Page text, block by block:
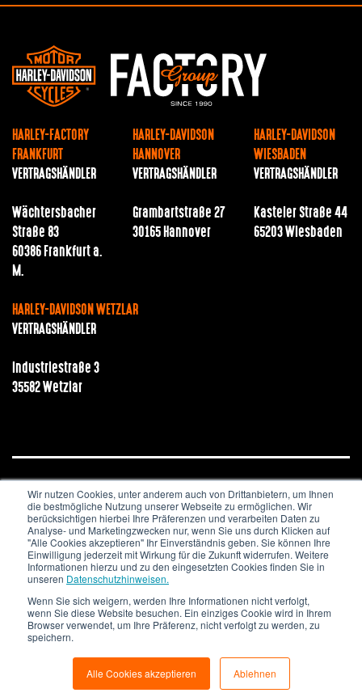
Wir nutzen Cookies, unter anderem auch von Drittanbietern, um Ihnen
die bestmögliche Nutzung unserer Webseite zu ermöglichen. Wir
berücksichtigen hierbei Ihre Präferenzen und verarbeiten Daten zu
Analyse- und Marketingzwecken nur, wenn Sie uns durch Klicken auf
"Alle Cookies akzeptieren" Ihr Einverständnis geben. Sie können Ihre
Einwilligung jederzeit mit Wirkung für die Zukunft widerrufen. Weitere
Informationen hierzu und zu den eingesetzten Cookies finden Sie in
unseren Datenschutzhinweisen.
Wenn Sie sich weigern, werden Ihre Informationen nicht verfolgt,
wenn Sie diese Website besuchen. Ein einziges Cookie wird in Ihrem
Browser verwendet, um Ihre Präferenz, nicht verfolgt zu werden, zu
speichern.
Alle Cookies akzeptieren Ablehnen
HARLEY-FACTORY
FRANKFURT
VERTRAGSHÄNDLER
Wächtersbacher
Straße 83
60386 Frankfurt a.
M.
HARLEY-DAVIDSON
HANNOVER
VERTRAGSHÄNDLER
Grambartstraße 27
30165 Hannover
HARLEY-DAVIDSON
WIESBADEN
VERTRAGSHÄNDLER
Kasteler Straße 44
65203 Wiesbaden
HARLEY-DAVIDSON WETZLAR
VERTRAGSHÄNDLER
Industriestraße 3
35582 Wetzlar
JOBS & KARRIERE NEWSLETTER
IMPRESSUM
DATENSCHUTZ
Copyright © 2020. All Rights Reserved.